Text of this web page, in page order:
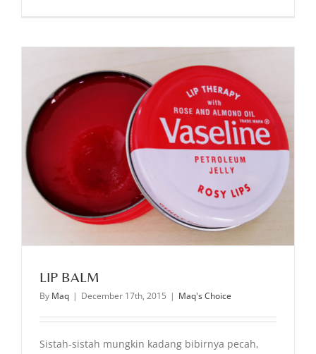
LIP BALM
By Maq | December 17th, 2015 | Maq's Choice
Sistah-sistah mungkin kadang bibirnya pecah,